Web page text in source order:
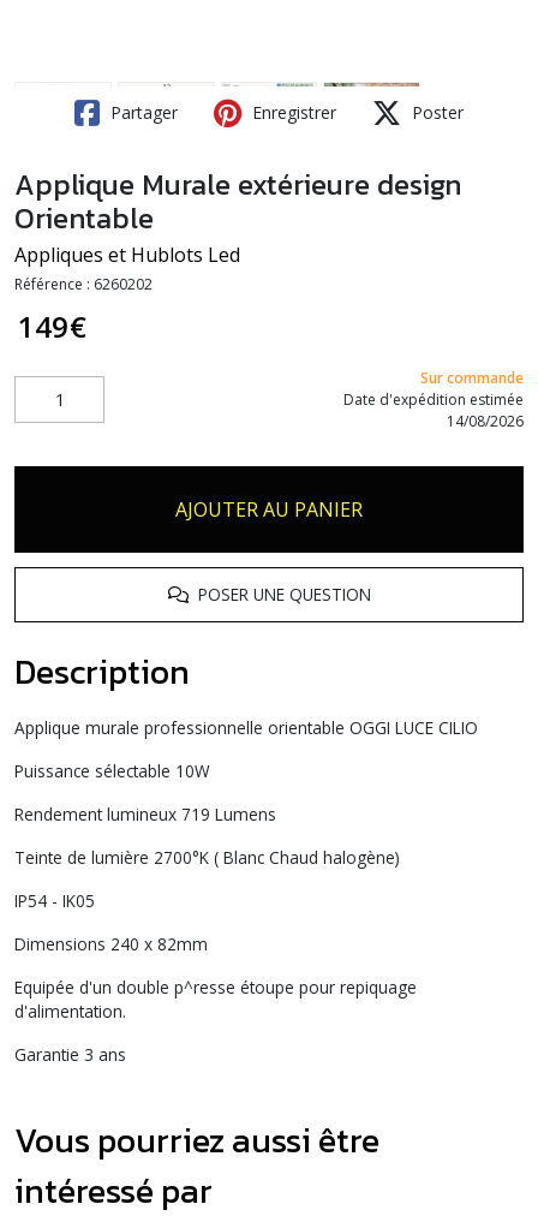
Partager Enregistrer Poster
Applique Murale extérieure design
Orientable
Appliques et Hublots Led
Référence : 6260202
149€
Sur commande
Date d'expédition estimée
14/08/2026
AJOUTER AU PANIER
POSER UNE QUESTION
Description
Applique murale professionnelle orientable OGGI LUCE CILIO
Puissance sélectable 10W
Rendement lumineux 719 Lumens
Teinte de lumière 2700°K ( Blanc Chaud halogène)
IP54 - IK05
Dimensions 240 x 82mm
Equipée d'un double p^resse étoupe pour repiquage
d'alimentation.
Garantie 3 ans
Vous pourriez aussi être
intéressé par